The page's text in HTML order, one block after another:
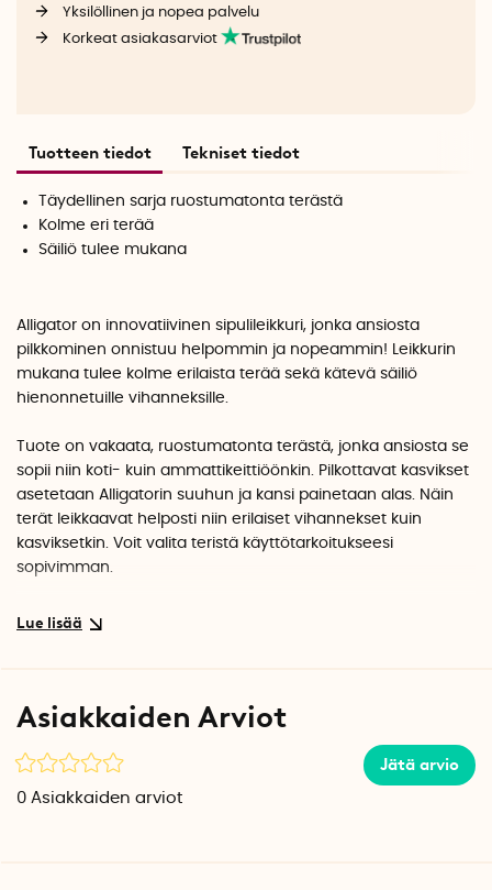
Yksilöllinen ja nopea palvelu
Korkeat asiakasarviot
Tuotteen tiedot Tekniset tiedot
Täydellinen sarja ruostumatonta terästä
Kolme eri terää
Säiliö tulee mukana
Alligator on innovatiivinen sipulileikkuri, jonka ansiosta
pilkkominen onnistuu helpommin ja nopeammin! Leikkurin
mukana tulee kolme erilaista terää sekä kätevä säiliö
hienonnetuille vihanneksille.
Tuote on vakaata, ruostumatonta terästä, jonka ansiosta se
sopii niin koti- kuin ammattikeittiöönkin. Pilkottavat kasvikset
asetetaan Alligatorin suuhun ja kansi painetaan alas. Näin
terät leikkaavat helposti niin erilaiset vihannekset kuin
kasviksetkin. Voit valita teristä käyttötarkoitukseesi
sopivimman.
Suurimmalla terällä (12 mm x 12 mm) voit leikata esimerkiksi
mm x 6 mm) taas sopii täydellisesti sipulin, vihannesten ja
Sipulileikkuri on helppo irrottaa osiksi. Sen puhdistaminen
Asiakkaiden Arviot
Jätä arvio
0 Asiakkaiden arviot